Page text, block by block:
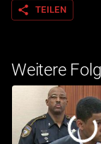
share TEILEN
Weitere